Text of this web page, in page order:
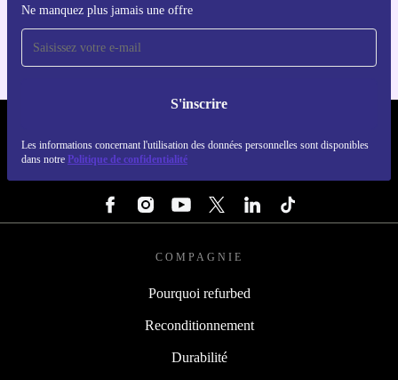
Ne manquez plus jamais une offre
S'inscrire
Les informations concernant l'utilisation des données personnelles sont disponibles
dans notre Politique de confidentialité
Pour iOS et Android
COMPAGNIE
Pourquoi refurbed
Reconditionnement
Durabilité